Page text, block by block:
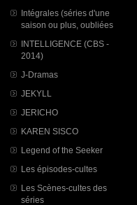
Intégrales (séries d'une
saison ou plus, oubliées
INTELLIGENCE (CBS -
2014)
J-Dramas
JEKYLL
JERICHO
KAREN SISCO
Legend of the Seeker
Les épisodes-cultes
Les Scènes-cultes des
séries